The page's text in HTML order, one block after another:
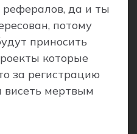
рефералов, да и ты
потому
приносить
которые
за регистрацию
висеть мертвым